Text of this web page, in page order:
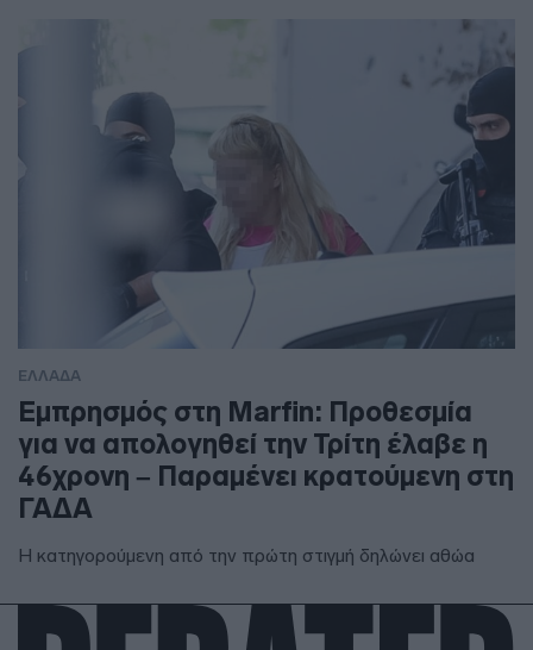
ΕΛΛΑΔΑ
Εμπρησμός στη Marfin: Προθεσμία
για να απολογηθεί την Τρίτη έλαβε η
46χρονη – Παραμένει κρατούμενη στη
ΓΑΔΑ
Η κατηγορούμενη από την πρώτη στιγμή δηλώνει αθώα